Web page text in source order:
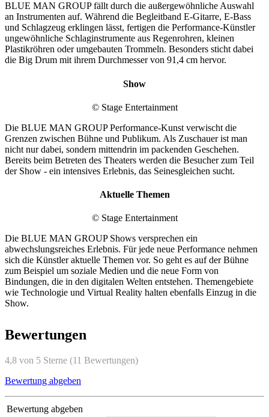
BLUE MAN GROUP fällt durch die außergewöhnliche Auswahl
an Instrumenten auf. Während die Begleitband E-Gitarre, E-Bass
und Schlagzeug erklingen lässt, fertigen die Performance-Künstler
ungewöhnliche Schlaginstrumente aus Regenrohren, kleinen
Plastikröhren oder umgebauten Trommeln. Besonders sticht dabei
die Big Drum mit ihrem Durchmesser von 91,4 cm hervor.
Show
© Stage Entertainment
Die BLUE MAN GROUP Performance-Kunst verwischt die
Grenzen zwischen Bühne und Publikum. Als Zuschauer ist man
nicht nur dabei, sondern mittendrin im packenden Geschehen.
Bereits beim Betreten des Theaters werden die Besucher zum Teil
der Show - ein intensives Erlebnis, das Seinesgleichen sucht.
Aktuelle Themen
© Stage Entertainment
Die BLUE MAN GROUP Shows versprechen ein
abwechslungsreiches Erlebnis. Für jede neue Performance nehmen
sich die Künstler aktuelle Themen vor. So geht es auf der Bühne
zum Beispiel um soziale Medien und die neue Form von
Bindungen, die in den digitalen Welten entstehen. Themengebiete
wie Technologie und Virtual Reality halten ebenfalls Einzug in die
Show.
Bewertungen
4,8 von 5 Sterne (11 Bewertungen)
Bewertung abgeben
Bewertung abgeben